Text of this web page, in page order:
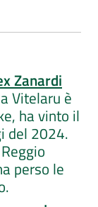
Zanardi
Vitelaru è
ha vinto il
del 2024.
perso le